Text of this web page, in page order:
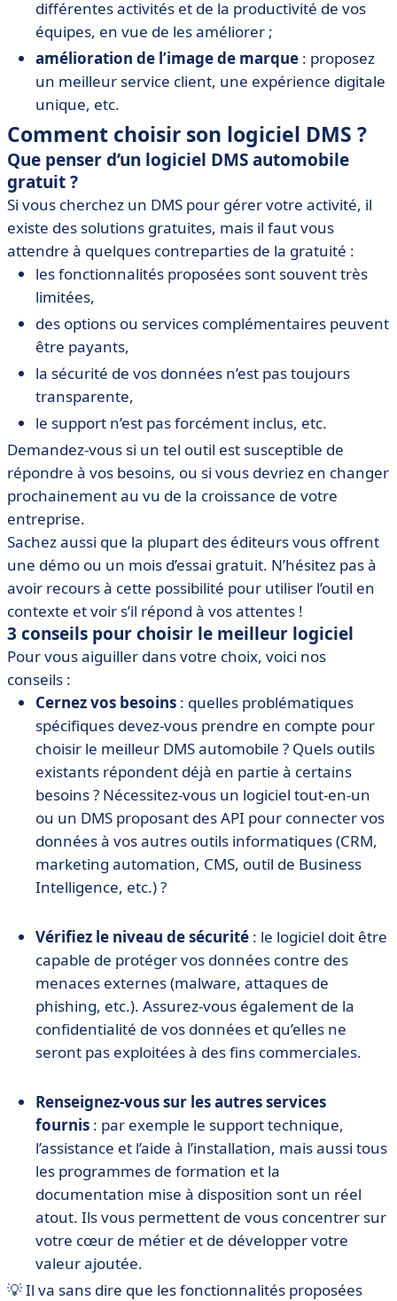
différentes activités et de la productivité de vos
équipes, en vue de les améliorer ;
amélioration de l’image de marque : proposez
un meilleur service client, une expérience digitale
unique, etc.
Comment choisir son logiciel DMS ?
Que penser d’un logiciel DMS automobile
gratuit ?
Si vous cherchez un DMS pour gérer votre activité, il
existe des solutions gratuites, mais il faut vous
attendre à quelques contreparties de la gratuité :
les fonctionnalités proposées sont souvent très
limitées,
des options ou services complémentaires peuvent
être payants,
la sécurité de vos données n’est pas toujours
transparente,
le support n’est pas forcément inclus, etc.
Demandez-vous si un tel outil est susceptible de
répondre à vos besoins, ou si vous devriez en changer
prochainement au vu de la croissance de votre
entreprise.
Sachez aussi que la plupart des éditeurs vous offrent
une démo ou un mois d’essai gratuit. N’hésitez pas à
avoir recours à cette possibilité pour utiliser l’outil en
contexte et voir s’il répond à vos attentes !
3 conseils pour choisir le meilleur logiciel
Pour vous aiguiller dans votre choix, voici nos
conseils :
Cernez vos besoins : quelles problématiques
spécifiques devez-vous prendre en compte pour
choisir le meilleur DMS automobile ? Quels outils
existants répondent déjà en partie à certains
besoins ? Nécessitez-vous un logiciel tout-en-un
ou un DMS proposant des API pour connecter vos
données à vos autres outils informatiques (CRM,
marketing automation, CMS, outil de Business
Intelligence, etc.) ?
Vérifiez le niveau de sécurité : le logiciel doit être
capable de protéger vos données contre des
menaces externes (malware, attaques de
phishing, etc.). Assurez-vous également de la
confidentialité de vos données et qu’elles ne
seront pas exploitées à des fins commerciales.
Renseignez-vous sur les autres services
fournis : par exemple le support technique,
l’assistance et l’aide à l’installation, mais aussi tous
les programmes de formation et la
documentation mise à disposition sont un réel
atout. Ils vous permettent de vous concentrer sur
votre cœur de métier et de développer votre
valeur ajoutée.
💡 Il va sans dire que les fonctionnalités proposées